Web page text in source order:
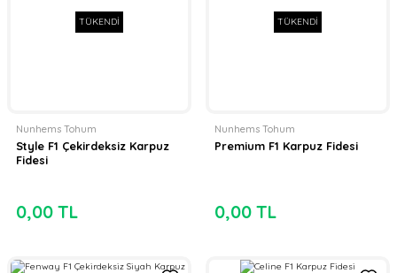
TÜKENDİ
Nunhems Tohum
Style F1 Çekirdeksiz Karpuz
Fidesi
0,00 TL
TÜKENDİ
Nunhems Tohum
Premium F1 Karpuz Fidesi
0,00 TL